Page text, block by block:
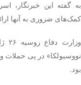
به گفته این خبرنگار،
کمک‌های ضروری به آنها
وزارت دفاع روسیه ۲۶ ژانویه از آزادسازی منطقه مسکونی «
نووسیولکا» در پی حملات
بود.